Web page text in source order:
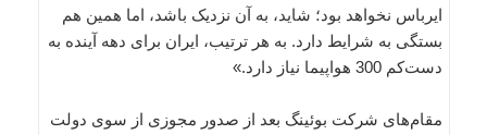
ایرباس نخواهد بود؛ شاید، به آن نزدیک باشد، اما همین هم
بستگی به شرایط دارد. به هر ترتیب، ایران برای دهه آینده به
دست‌کم 300 هواپیما نیاز دارد.»
مقام‌های شرکت بوئینگ بعد از صدور مجوزی از سوی دولت